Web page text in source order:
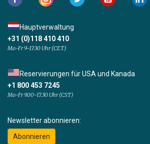
Hauptverwaltung
+31 (0)118 410 410
Mo-Fr 9-17:30 Uhr (CET)
Reservierungen für USA und Kanada
+1 800 453 7245
Mo-Fr 9.00-17.30 Uhr (CST)
Newsletter abonnieren:
Abonnieren